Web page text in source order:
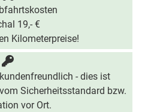
19,- €
Kilometerpreise!
- dies ist
Sicherheitsstandard bzw.
vor Ort.